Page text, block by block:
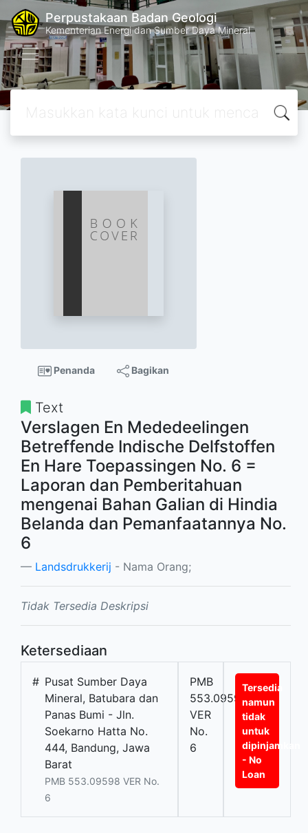
Perpustakaan Badan Geologi
Kementerian Energi dan Sumber Daya Mineral
Penanda Bagikan
Text
Verslagen En Mededeelingen
Betreffende Indische Delfstoffen
En Hare Toepassingen No. 6 =
Laporan dan Pemberitahuan
mengenai Bahan Galian di Hindia
Belanda dan Pemanfaatannya No.
6
Landsdrukkerij - Nama Orang;
Tidak Tersedia Deskripsi
Ketersediaan
# Pusat Sumber Daya
Mineral, Batubara dan
Panas Bumi - Jln.
Soekarno Hatta No.
444, Bandung, Jawa
Barat
PMB 553.09598 VER No.
6
PMB
553.09598
VER
No.
6
Tersedia
namun
tidak
untuk
dipinjamkan
- No
Loan